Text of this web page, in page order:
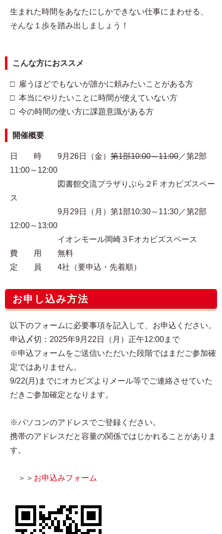
生まれた時間をあなたにしかできない仕事にまわせる、
そんな１歩を踏み出しましょう！
こんな方におススメ
□ 雇うほどでもないが誰かに頼みたいことがある方
□ 本当にやりたいことに時間が使えていない方
□ 今の時間の使い方に課題意識がある方
開催概要
日 時 9月26日（金） 第1部10:00～11:00 ／第2部
11:00～12:00
図書館交流プラザりぶら２F オカビズスペー
ス
9月29日（月）第1部10:30～11:30／第2部
12:00～13:00
イオンモール岡崎３Fオカビズスペース
費 用 無料
定 員 4社（要申込・先着順）
お申し込み方法
以下のフォームに必要事項を記入して、お申込ください。
申込〆切：2025年9月22日（月）正午12:00まで
※申込フォームをご送信いただいた段階ではまだご参加確
定ではありません。
9/22(月)までにオカビズよりメール等でご連絡させていた
だきご参加確定となります。
※パソコンのアドレスでご登録ください。
携帯のアドレスだと容量の関係ではじかれることがありま
す。
＞＞ お申込みフォーム